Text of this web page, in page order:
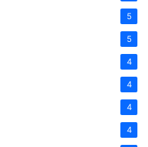
5
5
4
4
4
4